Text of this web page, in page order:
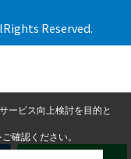
Reserved.
ービス向上検討を目的と
ご確認ください。